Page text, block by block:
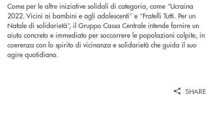
Come per le altre iniziative solidali di categoria, come “Ucraina
2022. Vicini ai bambini e agli adolescenti” e “Fratelli Tutti. Per un
Natale di solidarietà”, il Gruppo Cassa Centrale intende fornire un
aiuto concreto e immediato per soccorrere le popolazioni colpite, in
coerenza con lo spirito di vicinanza e solidarietà che guida il suo
agire quotidiano.
SHARE